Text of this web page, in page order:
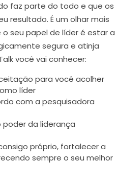
faz parte do todo e que os
resultado. É um olhar mais
seu papel de líder é estar a
segura e atinja
você vai conhecer:
para você acolher
líder
com a pesquisadora
da liderança
próprio, fortalecer a
sempre o seu melhor